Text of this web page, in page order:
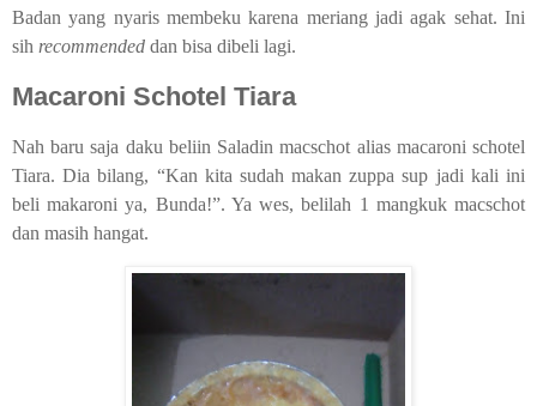
Badan yang nyaris membeku karena meriang jadi agak sehat. Ini
sih recommended dan bisa dibeli lagi.
Macaroni Schotel Tiara
Nah baru saja daku beliin Saladin macschot alias macaroni schotel
Tiara. Dia bilang, “Kan kita sudah makan zuppa sup jadi kali ini
beli makaroni ya, Bunda!”. Ya wes, belilah 1 mangkuk macschot
dan masih hangat.